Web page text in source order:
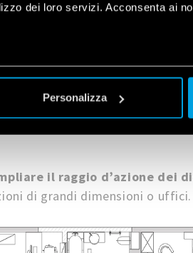
dei loro servizi. Acconsenta ai
Personalizza
il raggio d’azione dei
di grandi dimensioni o uffici.